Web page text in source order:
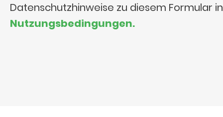
Datenschutzhinweise zu diesem Formular
Nutzungsbedingungen.